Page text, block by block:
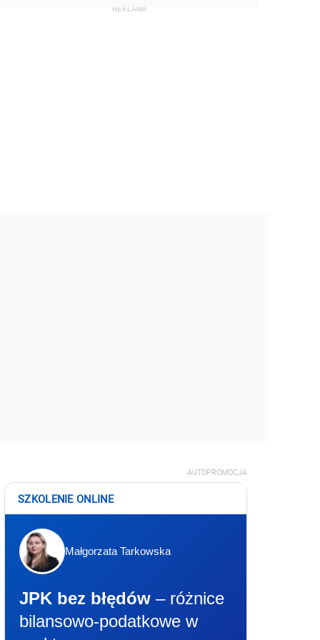
AUTOPROMOCJA
SZKOLENIE ONLINE
Małgorzata Tarkowska
JPK bez błędów – różnice
bilansowo-podatkowe w